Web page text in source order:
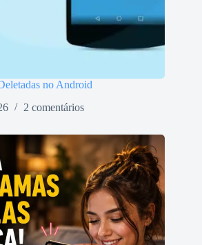
no Android
2 comentários